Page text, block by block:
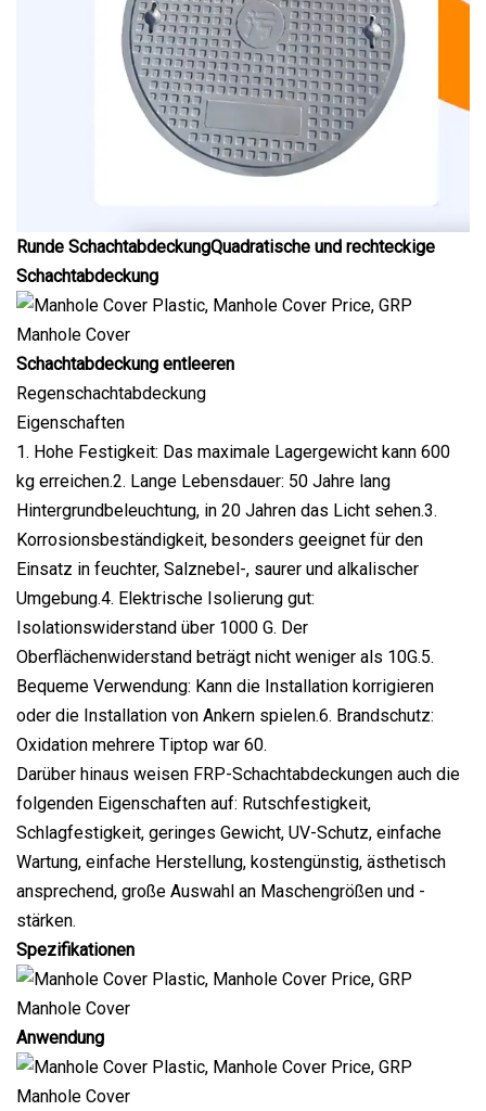
Runde SchachtabdeckungQuadratische und rechteckige
Schachtabdeckung
Schachtabdeckung entleeren
Regenschachtabdeckung
Eigenschaften
1. Hohe Festigkeit: Das maximale Lagergewicht kann 600
kg erreichen.2. Lange Lebensdauer: 50 Jahre lang
Hintergrundbeleuchtung, in 20 Jahren das Licht sehen.3.
Korrosionsbeständigkeit, besonders geeignet für den
Einsatz in feuchter, Salznebel-, saurer und alkalischer
Umgebung.4. Elektrische Isolierung gut:
Isolationswiderstand über 1000 G. Der
Oberflächenwiderstand beträgt nicht weniger als 10G.5.
Bequeme Verwendung: Kann die Installation korrigieren
oder die Installation von Ankern spielen.6. Brandschutz:
Oxidation mehrere Tiptop war 60.
Darüber hinaus weisen FRP-Schachtabdeckungen auch die
folgenden Eigenschaften auf: Rutschfestigkeit,
Schlagfestigkeit, geringes Gewicht, UV-Schutz, einfache
Wartung, einfache Herstellung, kostengünstig, ästhetisch
ansprechend, große Auswahl an Maschengrößen und -
stärken.
Spezifikationen
Anwendung